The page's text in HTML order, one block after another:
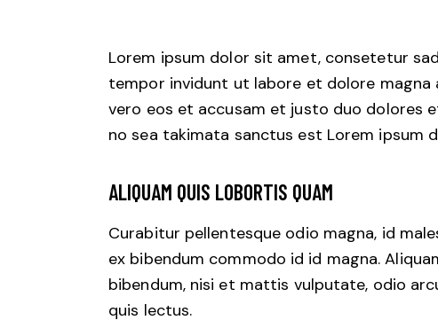
Lorem ipsum dolor sit amet, consetetur
tempor invidunt ut labore et dolore magna
vero eos et accusam et justo duo dolores
no sea takimata sanctus est Lorem ipsum
ALIQUAM QUIS LOBORTIS QUAM
Curabitur pellentesque odio magna, id
ex bibendum commodo id id magna.
bibendum, nisi et mattis vulputate, odio
quis lectus.